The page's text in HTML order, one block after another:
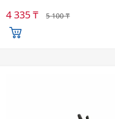
5 100 ₸
4 335 ₸